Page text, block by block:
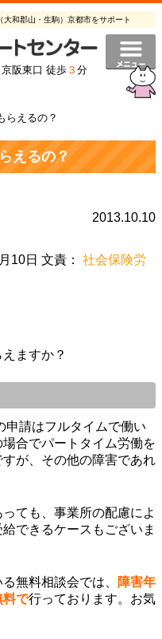
和郡山・生駒）京都市をサポート
阪東口 徒歩 ３ 分
らえるの？
えるの？
2013.10.10
10日 文責： 社会保険労
ますか？
申請はフルタイムで働い
合でパートタイム労働を
が、その他の障害であれ
ても、事業所の配慮によ
できるケースもございま
無料相談会では、
障害年
料で行っております。お気